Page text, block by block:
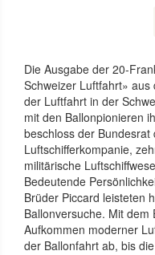
Die Ausgabe der 20-
Schweizer Luftfahrt»
der Luftfahrt in der
mit den Ballonpionieren
beschloss der
Luftschifferkompanie,
militärische
Bedeutende
Brüder Piccard leisteten
Ballonversuche. Mit dem
Aufkommen moderner
der Ballonfahrt ab, bis